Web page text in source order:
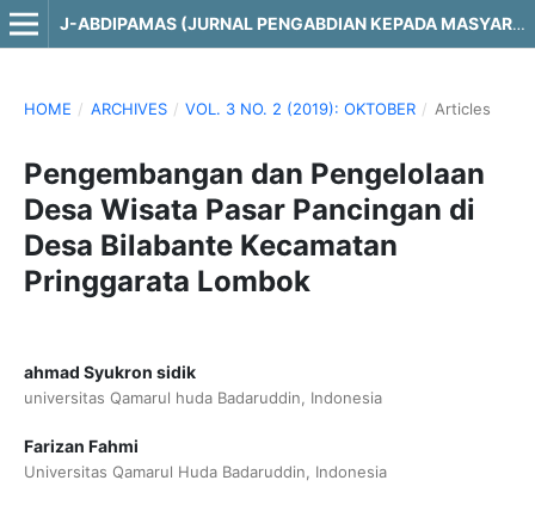
J-ABDIPAMAS (JURNAL PENGABDIAN KEPADA MASYARAKAT)
HOME / ARCHIVES / VOL. 3 NO. 2 (2019): OKTOBER / Articles
Pengembangan dan Pengelolaan
Desa Wisata Pasar Pancingan di
Desa Bilabante Kecamatan
Pringgarata Lombok
ahmad Syukron sidik
universitas Qamarul huda Badaruddin, Indonesia
Farizan Fahmi
Universitas Qamarul Huda Badaruddin, Indonesia